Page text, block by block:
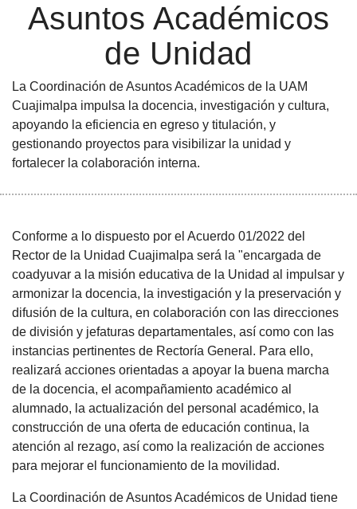
Asuntos Académicos
de Unidad
La Coordinación de Asuntos Académicos de la UAM
Cuajimalpa impulsa la docencia, investigación y cultura,
apoyando la eficiencia en egreso y titulación, y
gestionando proyectos para visibilizar la unidad y
fortalecer la colaboración interna.
Conforme a lo dispuesto por el Acuerdo 01/2022 del
Rector de la Unidad Cuajimalpa será la "encargada de
coadyuvar a la misión educativa de la Unidad al impulsar y
armonizar la docencia, la investigación y la preservación y
difusión de la cultura, en colaboración con las direcciones
de división y jefaturas departamentales, así como con las
instancias pertinentes de Rectoría General. Para ello,
realizará acciones orientadas a apoyar la buena marcha
de la docencia, el acompañamiento académico al
alumnado, la actualización del personal académico, la
construcción de una oferta de educación continua, la
atención al rezago, así como la realización de acciones
para mejorar el funcionamiento de la movilidad.
La Coordinación de Asuntos Académicos de Unidad tiene